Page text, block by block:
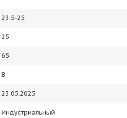
23.5-25
25
65
В
23.05.2025
Индустриальный